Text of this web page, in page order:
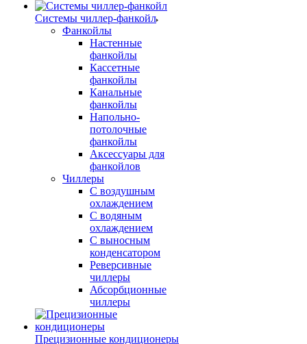
Системы чиллер-фанкойл
Фанкойлы
Настенные
фанкойлы
Кассетные
фанкойлы
Канальные
фанкойлы
Напольно-
потолочные
фанкойлы
Аксессуары для
фанкойлов
Чиллеры
С воздушным
охлаждением
С водяным
охлаждением
С выносным
конденсатором
Реверсивные
чиллеры
Абсорбционные
чиллеры
Прецизионные кондиционеры